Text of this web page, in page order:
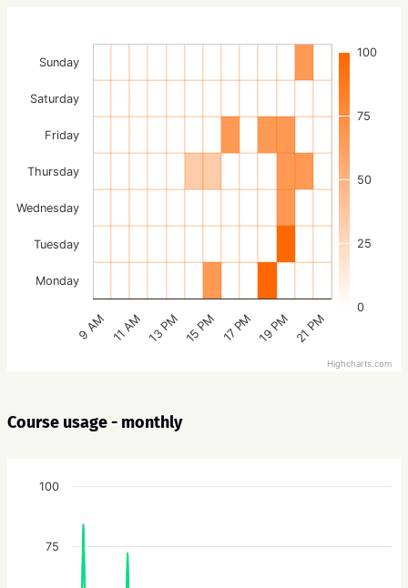
0
25
50
75
100
9 AM 11 AM 13 PM 15 PM 17 PM 19 PM 21 PM
Monday
Tuesday
Wednesday
Thursday
Friday
Saturday
Sunday
Highcharts.com
Course usage - monthly
75
100